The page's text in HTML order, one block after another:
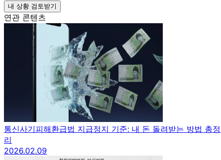
내 상황 검토받기
연관 콘텐츠
통신사기피해환급법 지급정지 기준: 내 돈 돌려받는 방법 총정
리
2026.02.09